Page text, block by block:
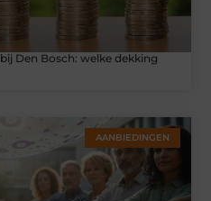
Den Bosch: welke dekking
AANBIEDINGEN